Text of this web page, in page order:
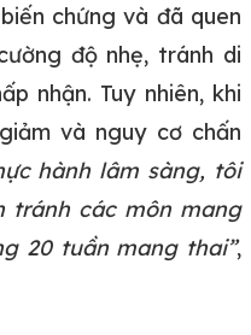
chứng và đã quen
độ nhẹ, tránh di
nhận. Tuy nhiên, khi
và nguy cơ chấn
hành lâm sàng, tôi
tránh các môn mang
20 tuần mang thai”,